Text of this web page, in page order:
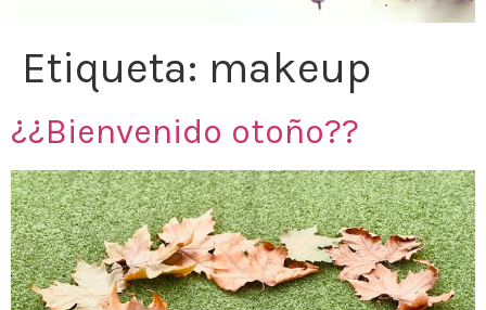
Etiqueta: makeup
¿¿Bienvenido otoño??